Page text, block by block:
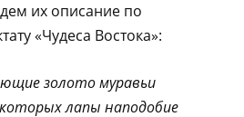
их описание по
«Чудеса Востока»:
золото муравьи
которых лапы наподобие